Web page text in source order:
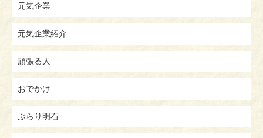
元気企業
元気企業紹介
頑張る人
おでかけ
ぶらり明石